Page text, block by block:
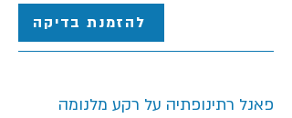
להזמנת בדיקה
פאנל רתינופתיה על רקע מלנומה